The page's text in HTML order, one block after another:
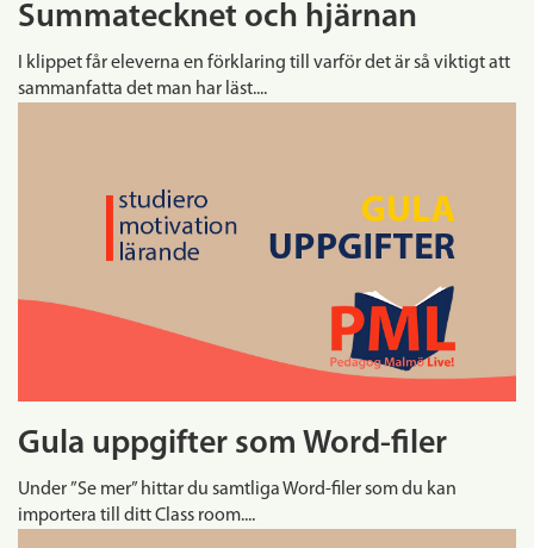
Summatecknet och hjärnan
I klippet får eleverna en förklaring till varför det är så viktigt att
sammanfatta det man har läst....
Gula uppgifter som Word-filer
Under ”Se mer” hittar du samtliga Word-filer som du kan
importera till ditt Class room....